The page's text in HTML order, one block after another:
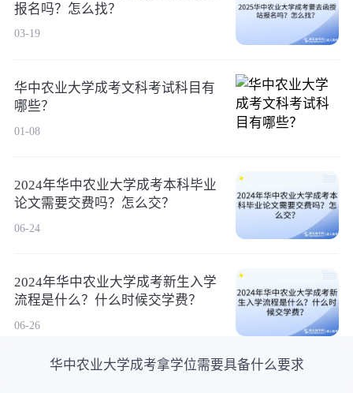
报名吗？怎么找？
03-19
华中农业大学成考文科考试科目有
哪些？
01-08
2024年华中农业大学成考本科毕业
论文需要交费吗？怎么交？
06-24
2024年华中农业大学成考新生入学
流程是什么？什么时候交学费？
06-26
华中农业大学成考拿学位需要具备什么要求